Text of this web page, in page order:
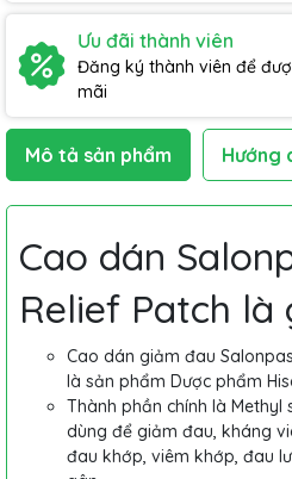
Ưu đãi thành viên
Đăng ký thành viên để
mãi
Mô tả sản phẩm Hướng
Cao dán
Relief Patch là
Cao dán giảm đau
là sản phẩm Dược phẩm
Thành phần chính là Methyl
dùng để giảm đau, kháng
đau khớp, viêm khớp, đau